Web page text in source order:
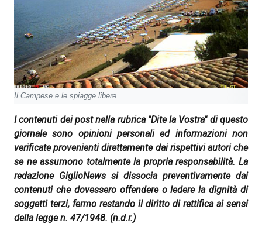
Il Campese e le spiagge libere
I contenuti dei post nella rubrica "Dite la Vostra" di questo
giornale sono opinioni personali ed informazioni non
verificate provenienti direttamente dai rispettivi autori che
se ne assumono totalmente la propria responsabilità. La
redazione GiglioNews si dissocia preventivamente dai
contenuti che dovessero offendere o ledere la dignità di
soggetti terzi, fermo restando il diritto di rettifica ai sensi
della legge n. 47/1948. (n.d.r.)